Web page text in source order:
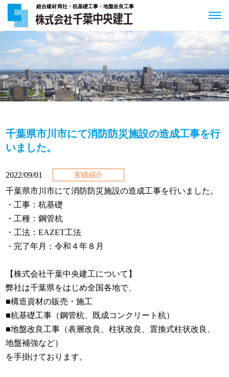
総合建材商社・杭基礎工事・地盤改良工事
千葉県市川市にて消防防災施設の造成工事を行
いました。
2022/09/01 実績紹介
千葉県市川市にて消防防災施設の造成工事を行いました。
・工事：杭基礎
・工種：鋼管杭
・工法：EAZET工法
・完了年月：令和４年８月
【株式会社千葉中央建工について】
弊社は千葉県をはじめ全国各地で、
■構造資材の販売・施工
■杭基礎工事（鋼管杭、既成コンクリート杭）
■地盤改良工事（表層改良、柱状改良、置換式柱状改良、
地盤補強など）
を手掛けております。